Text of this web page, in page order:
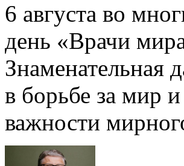
6 августа во
день «Врачи
Знаменательная
в борьбе за мир
важности